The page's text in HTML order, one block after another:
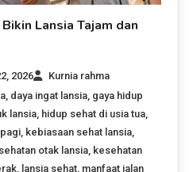
Lansia Tajam dan
2026
Kurnia rahma
daya ingat lansia gaya hidup
lansia hidup sehat di usia tua
kebiasaan sehat lansia
otak lansia kesehatan
lansia sehat manfaat jalan